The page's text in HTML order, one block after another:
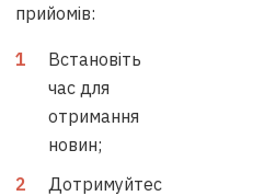
прийомів:
Встановіть
час для
отримання
новин;
Дотримуйтес